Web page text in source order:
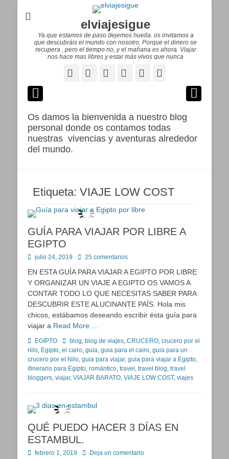
elviajesigue
Ya que estamos de paso dejemos huella. os invitamos a
que descubráis el mundo con nosotro. Porque el dinero se
recupera , pero el tiempo no, y el mañana es ahora. Viajar
nos hace mas libres y estar más vivos que nunca
Facebook
CorreoWordPress
PinterestYouTube
Os damos la bienvenida a nuestro blog
personal donde os contamos todas
nuestras vivencias y aventuras alrededor
del mundo.
Etiqueta: VIAJE LOW COST
GUÍA PARA VIAJAR POR LIBRE A
EGIPTO
Publicado
julio 24, 2019 25 comentarios
EN ESTA GUÍA PARA VIAJAR A EGIPTO POR LIBRE
Y ORGANIZAR UN VIAJE A EGIPTO OS VAMOS A
CONTAR TODO LO QUE NECESITAS SABER PARA
DESCUBRIR ESTE ALUCINANTE PAÍS. Hola mis
chicos, estábamos deseando escribir ésta guía para
viajar a Read More …
Categorías
EGIPTO Etiquetas
blog, blog de viajes, CRUCERO, crucero por el
nilo, Egipto, el cairo, guia, guia para el cairo, guia para un
crucero por el Nilo, guia para viajar, guia para viajar a Egipto,
itinerario para Egipto, romántico, travel , travel blog, travel
bloggers, viajar, VIAJAR BARATO, VIAJE LOW COST, viajes
QUÉ PUEDO HACER 3 DÍAS EN
ESTAMBUL.
Publicado
febrero 1, 2019 Deja un comentario